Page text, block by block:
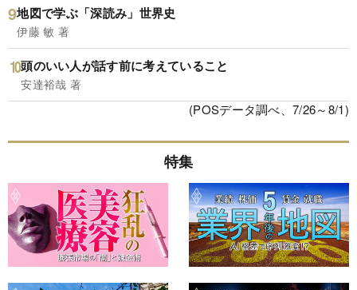
地図で学ぶ「深読み」世界史
伊藤 敏 著
頭のいい人が話す前に考えていること
安達裕哉 著
(POSデータ調べ、7/26～8/1)
特集